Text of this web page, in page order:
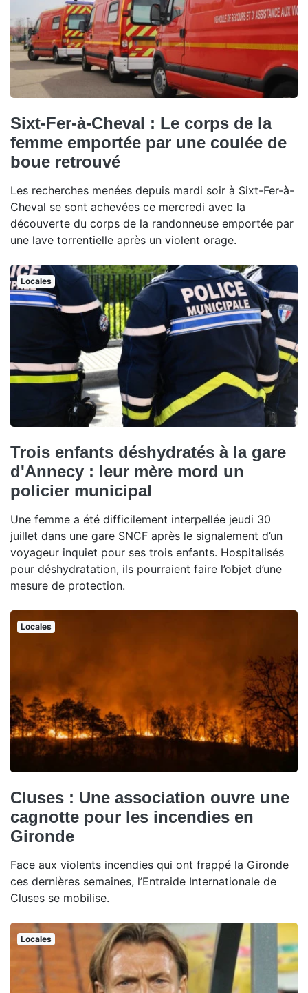
Sixt-Fer-à-Cheval : Le corps de la
femme emportée par une coulée de
boue retrouvé
Les recherches menées depuis mardi soir à Sixt-Fer-à-
Cheval se sont achevées ce mercredi avec la
découverte du corps de la randonneuse emportée par
une lave torrentielle après un violent orage.
Locales
Trois enfants déshydratés à la gare
d'Annecy : leur mère mord un
policier municipal
Une femme a été difficilement interpellée jeudi 30
juillet dans une gare SNCF après le signalement d’un
voyageur inquiet pour ses trois enfants. Hospitalisés
pour déshydratation, ils pourraient faire l’objet d’une
mesure de protection.
Locales
Cluses : Une association ouvre une
cagnotte pour les incendies en
Gironde
Face aux violents incendies qui ont frappé la Gironde
ces dernières semaines, l’Entraide Internationale de
Cluses se mobilise.
Locales